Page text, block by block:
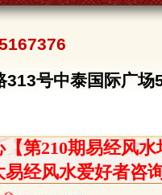
号中泰国际广场
第210期易经风
经风水爱好者咨